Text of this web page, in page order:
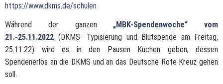
https://www.dkms.de/schulen
Während der ganzen „MBK-Spendenwoche“ vom
21.-25.11.2022 (DKMS- Typisierung und Blutspende am Freitag,
25.11.22) wird es in den Pausen Kuchen geben, dessen
Spendenerlös an die DKMS und an das Deutsche Rote Kreuz gehen
soll.